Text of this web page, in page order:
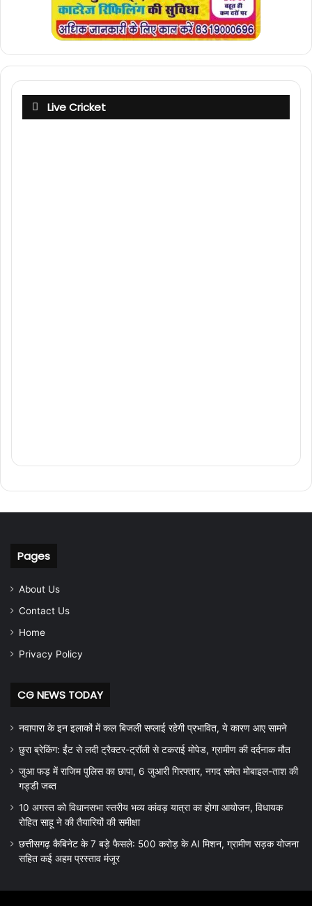
Live Cricket
Pages
About Us
Contact Us
Home
Privacy Policy
CG NEWS TODAY
नवापारा के इन इलाकों में कल बिजली सप्लाई रहेगी प्रभावित, ये कारण आए सामने
छुरा ब्रेकिंग: ईंट से लदी ट्रैक्टर-ट्रॉली से टकराई मोपेड, ग्रामीण की दर्दनाक मौत
जुआ फड़ में राजिम पुलिस का छापा, 6 जुआरी गिरफ्तार, नगद समेत मोबाइल-ताश की
गड्डी जब्त
10 अगस्त को विधानसभा स्तरीय भव्य कांवड़ यात्रा का होगा आयोजन, विधायक
रोहित साहू ने की तैयारियों की समीक्षा
छत्तीसगढ़ कैबिनेट के 7 बड़े फैसले: 500 करोड़ के AI मिशन, ग्रामीण सड़क योजना
सहित कई अहम प्रस्ताव मंजूर